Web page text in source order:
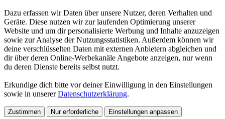
Dazu erfassen wir Daten über unsere Nutzer, deren Verhalten und
Geräte. Diese nutzen wir zur laufenden Optimierung unserer
Website und um dir personalisierte Werbung und Inhalte anzuzeigen
sowie zur Analyse der Nutzungsstatistiken. Außerdem können wir
deine verschlüsselten Daten mit externen Anbietern abgleichen und
dir über deren Online-Werbekanäle Angebote anzeigen, nur wenn
du deren Dienste bereits selbst nutzt.
Erkundige dich bitte vor deiner Einwilligung in den Einstellungen
sowie in unsererDatenschutzerklärung.
Zustimmen Nur erforderliche Einstellungen anpassen